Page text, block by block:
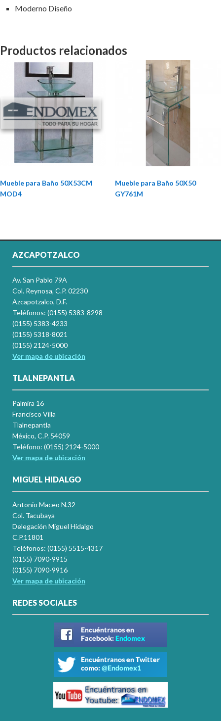
Moderno Diseño
Productos relacionados
Mueble para Baño 50X53CM
MOD4
Mueble para Baño 50X50
GY761M
AZCAPOTZALCO
Av. San Pablo 79A
Col. Reynosa, C.P. 02230
Azcapotzalco, D.F.
Teléfonos: (0155) 5383-8298
(0155) 5383-4233
(0155) 5318-8021
(0155) 2124-5000
Ver mapa de ubicación
TLALNEPANTLA
Palmira 16
Francisco Villa
Tlalnepantla
México, C.P. 54059
Teléfono: (0155) 2124-5000
Ver mapa de ubicación
MIGUEL HIDALGO
Antonio Maceo N.32
Col. Tacubaya
Delegación Miguel Hidalgo
C.P.11801
Teléfonos: (0155) 5515-4317
(0155) 7090-9915
(0155) 7090-9916
Ver mapa de ubicación
REDES SOCIALES